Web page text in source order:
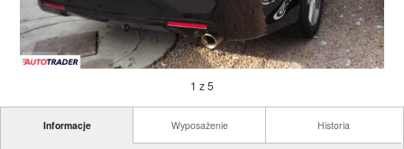
1 z 5
Informacje Wyposażenie Historia